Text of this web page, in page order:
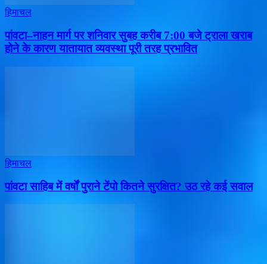
हिमाचल
पांवटा–नाहन मार्ग पर शनिवार सुबह करीब 7:00 बजे ट्राला खराब
होने के कारण यातायात व्यवस्था पूरी तरह प्रभावित
हिमाचल
पांवटा साहिब में वर्षों पुराने टेंपो कितने सुरक्षित? उठ रहे कई सवाल